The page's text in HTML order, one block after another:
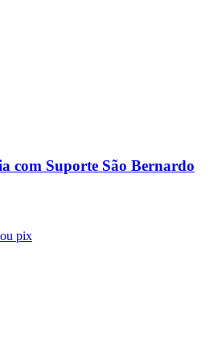
com Suporte São Bernardo
pix